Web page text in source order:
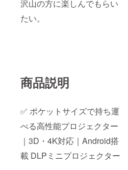
沢山の方に楽しんでもらい
たい。
商品説明
✅ ポケットサイズで持ち運
べる高性能プロジェクター
｜3D・4K対応｜Android搭
載 DLPミニプロジェクター